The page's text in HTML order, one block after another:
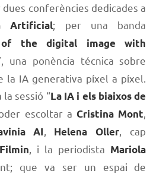
conferències dedicades a
Artificial; per una banda
of the digital image with
una ponència técnica sobre
la IA generativa píxel a píxel.
la sessió “La IA i els biaixos de
escoltar aCristina Mont
AI Helena Oller , cap
Filmin , i la periodista Mariola
que va ser un espai de